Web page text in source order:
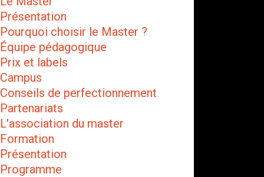
Présentation
Pourquoi choisir le Master ?
Équipe pédagogique
Prix et labels
Campus
Conseils de perfectionnement
Partenariats
L'association du master
Formation
Présentation
Programme